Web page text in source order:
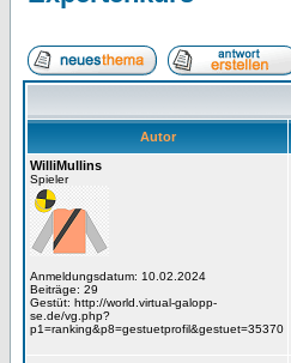
Autor
WilliMullins
Spieler
Anmeldungsdatum: 10.02.2024
Beiträge: 29
Gestüt: http://world.virtual-galopp-
se.de/vg.php?
p1=ranking&p8=gestuetprofil&gestuet=35370